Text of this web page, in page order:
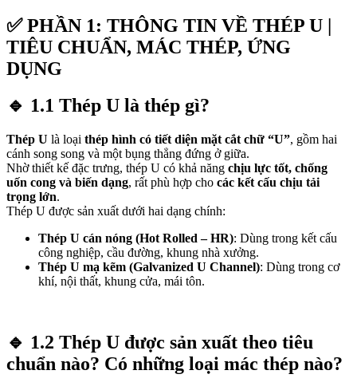
✅PHẦN 1: THÔNG TIN VỀ THÉP U |
TIÊU CHUẨN, MÁC THÉP, ỨNG
DỤNG
🔹 1.1 Thép U là thép gì?
Thép U là loại thép hình có tiết diện mặt cắt chữ “U”, gồm hai
cánh song song và một bụng thẳng đứng ở giữa.
Nhờ thiết kế đặc trưng, thép U có khả năng chịu lực tốt, chống
uốn cong và biến dạng, rất phù hợp cho các kết cấu chịu tải
trọng lớn.
Thép U được sản xuất dưới hai dạng chính:
Thép U cán nóng (Hot Rolled – HR): Dùng trong kết cấu
công nghiệp, cầu đường, khung nhà xưởng.
Thép U mạ kẽm (Galvanized U Channel): Dùng trong cơ
khí, nội thất, khung cửa, mái tôn.
🔹 1.2 Thép U được sản xuất theo tiêu
chuẩn nào? Có những loại mác thép nào?